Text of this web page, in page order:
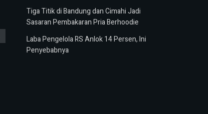
Tiga Titik di Bandung dan Cimahi Jadi
Sasaran Pembakaran Pria Berhoodie
Laba Pengelola RS Anlok 14 Persen, Ini
Penyebabnya